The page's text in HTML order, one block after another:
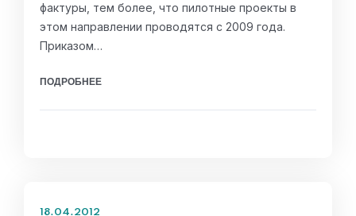
фактуры, тем более, что пилотные проекты в
этом направлении проводятся с 2009 года.
Приказом…
ПОДРОБНЕЕ
18.04.2012